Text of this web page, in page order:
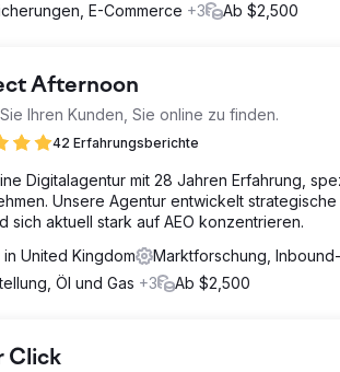
E-Commerce +3 Ab $2,500
Afternoon
Ihren Kunden, Sie online zu finden.
42 Erfahrungsberichte
Digitalagentur mit 28 Jahren Erfahrung,
Unsere Agentur entwickelt
sich aktuell stark auf AEO konzentrieren.
in United Kingdom
Marktforschung,
Öl und Gas +3 Ab $2,500
Click